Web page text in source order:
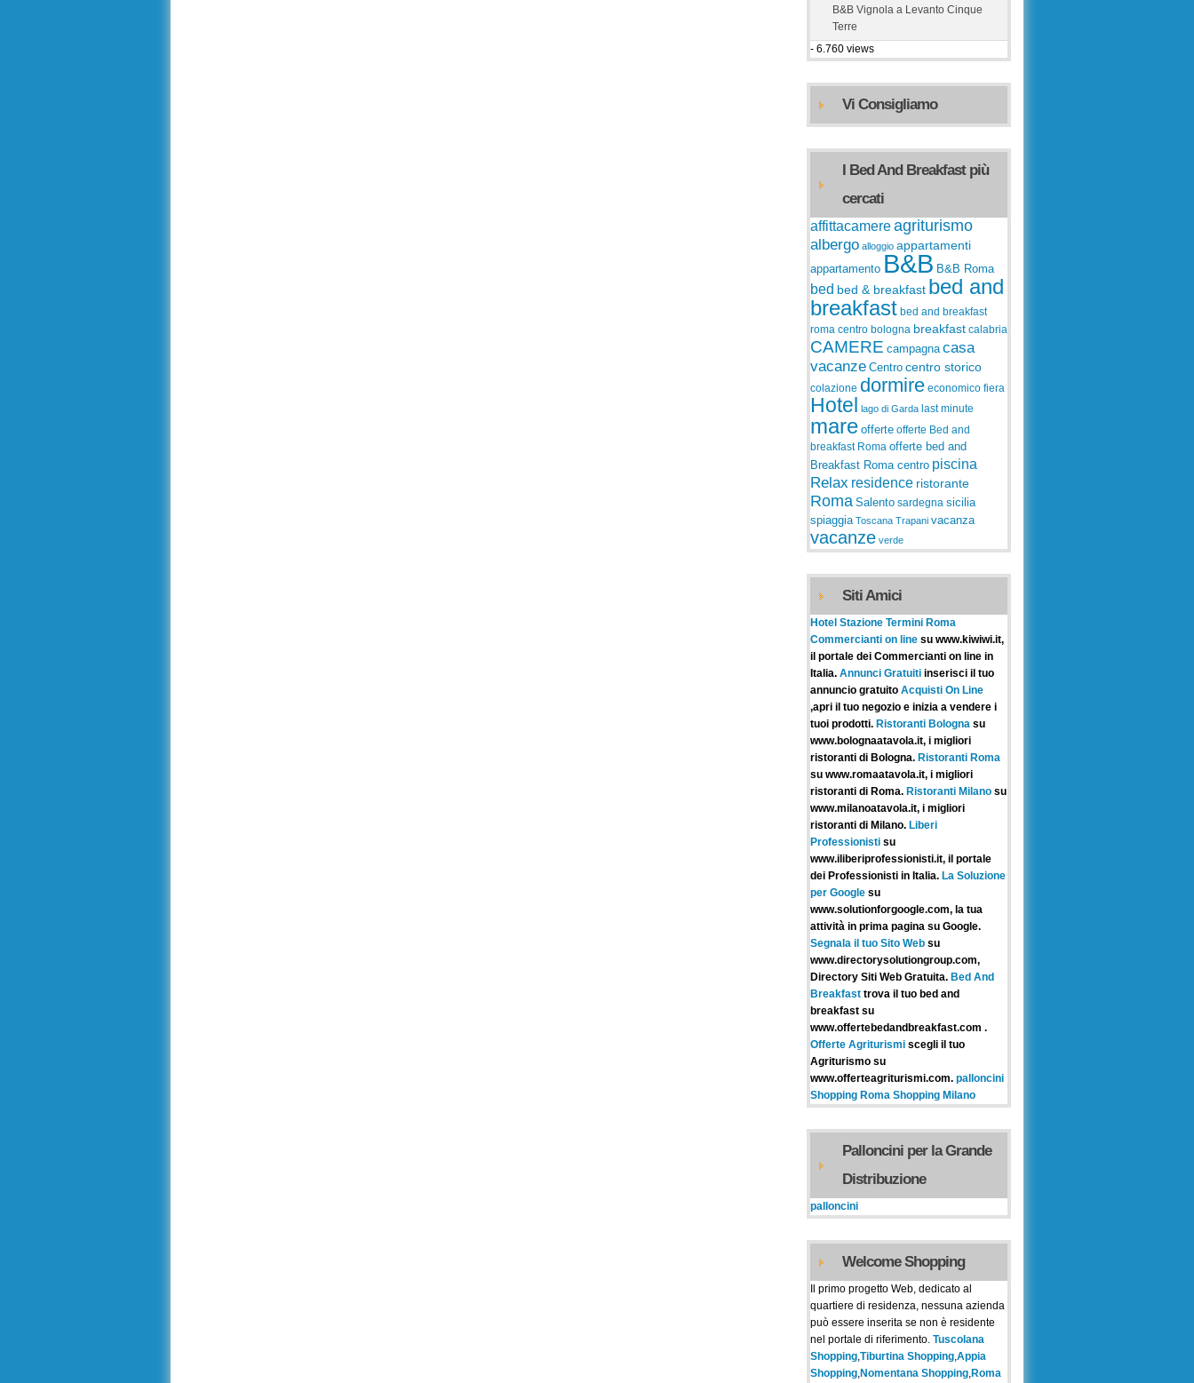
B&B Vignola a Levanto Cinque
Terre
- 6.760 views
Vi Consigliamo
I Bed And Breakfast più
cercati
affittacamereagriturismo
albergo alloggio appartamenti
appartamento B&B B&B Roma
bed bed & breakfast bed and
breakfast bed and breakfast
roma centro bologna breakfast calabria
CAMERE campagna casa
vacanze Centro centro storico
colazione dormire economico fiera
Hotel lago di Garda last minute
mare offerte offerte Bed and
breakfast Roma offerte bed and
Breakfast Roma centro piscina
Relax residence ristorante
Roma Salento sardegna sicilia
spiaggia Toscana Trapani vacanza
vacanze verde
Siti Amici
Hotel Stazione Termini Roma
Commercianti on linesu www.kiwiwi.it,
il portale dei Commercianti on line in
Italia. Annunci Gratuiti inserisci il tuo
annuncio gratuito Acquisti On Line
,apri il tuo negozio e inizia a vendere i
tuoi prodotti. Ristoranti Bolognasu
www.bolognaatavola.it, i migliori
ristoranti di Bologna. Ristoranti Roma
su www.romaatavola.it, i migliori
ristoranti di Roma. Ristoranti Milano su
www.milanoatavola.it, i migliori
ristoranti di Milano. Liberi
Professionisti su
www.iliberiprofessionisti.it, il portale
dei Professionisti in Italia. La Soluzione
per Googlesu
www.solutionforgoogle.com, la tua
attività in prima pagina su Google.
Segnala il tuo Sito Websu
www.directorysolutiongroup.com,
Directory Siti Web Gratuita. Bed And
Breakfasttrova il tuo bed and
breakfast su
www.offertebedandbreakfast.com .
Offerte Agriturismiscegli il tuo
Agriturismo su
www.offerteagriturismi.com. palloncini
Shopping Roma Shopping Milano
Palloncini per la Grande
Distribuzione
palloncini
Welcome Shopping
Il primo progetto Web, dedicato al
quartiere di residenza, nessuna azienda
può essere inserita se non è residente
nel portale di riferimento. Tuscolana
Shopping,Tiburtina Shopping,Appia
Shopping,Nomentana Shopping,Roma